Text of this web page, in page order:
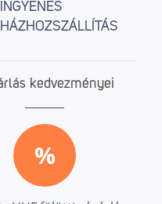
INGYENES
HÁZHOZSZÁLLÍTÁS
kedvezményei
%